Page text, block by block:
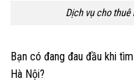
Dịch vụ cho
Bạn có đang đau đầu khi
Hà Nội?